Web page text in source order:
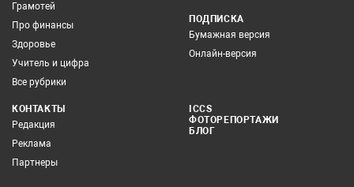
Грамотей
Про финансы
Здоровье
Учитель и цифра
Все рубрики
ПОДПИСКА
Бумажная версия
Онлайн-версия
КОНТАКТЫ
Редакция
Реклама
Партнеры
ICCS
ФОТОРЕПОРТАЖИ
БЛОГ